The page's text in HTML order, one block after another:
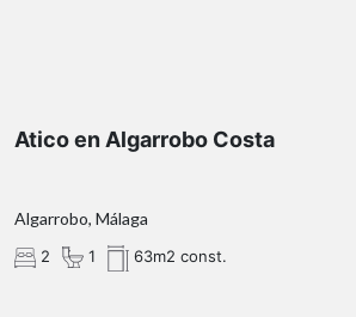
Atico en Algarrobo Costa
Algarrobo, Málaga
2 1 63m2 const.